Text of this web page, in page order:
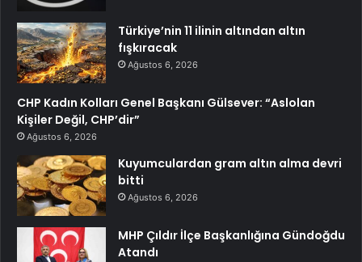
Türkiye’nin 11 ilinin altından altın
fışkıracak
Ağustos 6, 2026
CHP Kadın Kolları Genel Başkanı Gülsever: “Aslolan
Kişiler Değil, CHP’dir”
Ağustos 6, 2026
Kuyumculardan gram altın alma devri
bitti
Ağustos 6, 2026
MHP Çıldır İlçe Başkanlığına Gündoğdu
Atandı